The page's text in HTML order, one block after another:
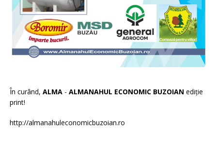
În curând, ALMA - ALMANAHUL ECONOMIC BUZOIAN ediție
print!
http://almanahuleconomicbuzoian.ro